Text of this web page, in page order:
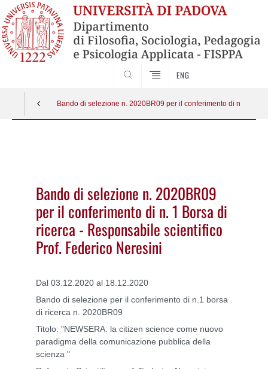
ENG
Bando di selezione n. 2020BR09 per il conferimento di n. 1
Bando di selezione n. 2020BR09
per il conferimento di n. 1 Borsa di
ricerca - Responsabile scientifico
Prof. Federico Neresini
Dal 03.12.2020 al 18.12.2020
Bando di selezione per il conferimento di n.1 borsa
di ricerca n. 2020BR09
Titolo: "NEWSERA: la citizen science come nuovo
paradigma della comunicazione pubblica della
scienza "